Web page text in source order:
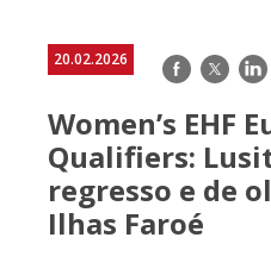
20.02.2026 Facebook
Twitter
Women’s EHF
Qualifiers:
regresso e de
Ilhas Faroé